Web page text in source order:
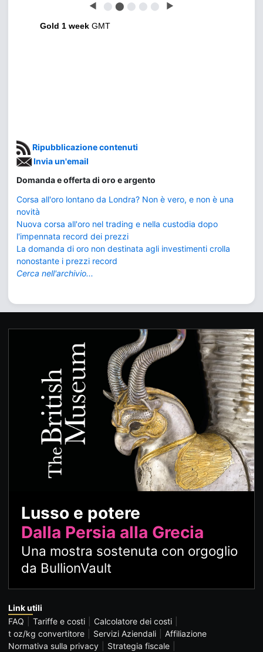
◀ ⬤ ⬤ ⬤ ⬤ ⬤ ▶
Gold 1 week GMT
Ripubblicazione contenuti
Invia un'email
Domanda e offerta di oro e argento
Corsa all'oro lontano da Londra? Non è vero, e non è una
novità
Nuova corsa all'oro nel trading e nella custodia dopo
l'impennata record dei prezzi
La domanda di oro non destinata agli investimenti crolla
nonostante i prezzi record
Cerca nell'archivio...
Lusso e potere
Dalla Persia alla Grecia
Una mostra sostenuta con orgoglio
da BullionVault
Link utili
FAQ
Tariffe e costi
Calcolatore dei costi
t oz/kg convertitore
Servizi Aziendali
Affiliazione
Normativa sulla privacy
Strategia fiscale